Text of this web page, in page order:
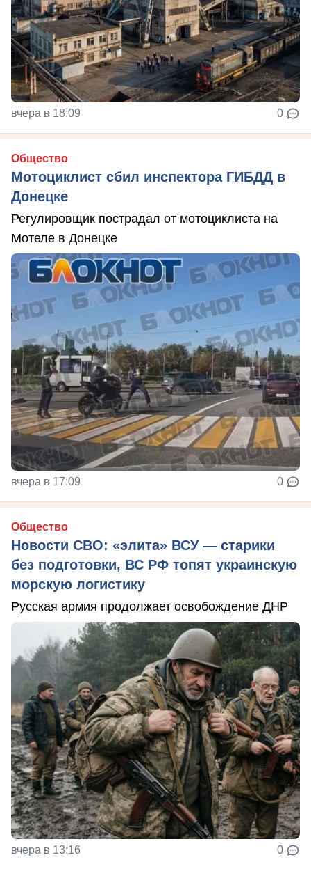
вчера в 18:09 0
Общество
Мотоциклист сбил инспектора ГИБДД в
Донецке
Регулировщик пострадал от мотоциклиста на
Мотеле в Донецке
вчера в 17:09 0
Общество
Новости СВО: «элита» ВСУ — старики
без подготовки, ВС РФ топят украинскую
морскую логистику
Русская армия продолжает освобождение ДНР
вчера в 13:16 0